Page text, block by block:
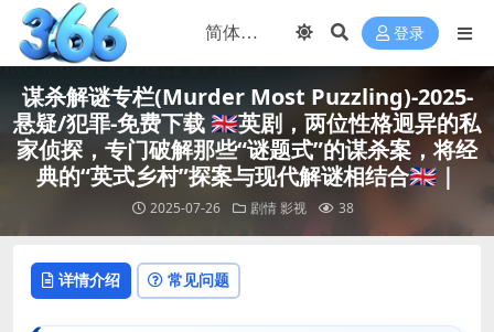
登录
谋杀解谜专栏(Murder Most Puzzling)-2025-
悬疑/犯罪-免费下载 🇬🇧英剧，两位性格迥异的私
家侦探，专门破解那些“谜题式”的谋杀案，将经
典的“英式乡村”探案与现代解谜相结合🇬🇧｜
2025-07-26 剧情 影视 38
详情介绍 常见问题